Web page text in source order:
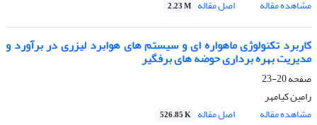
مشاهده مقاله
اصل مقاله 2.23 M
کاربرد تکنولوژی ماهواره ای و سیستم های هوابرد لیزری در برآورد و
مدیریت بهره برداری حوضه های برفگیر
صفحه20-23
رامین کیامهر
مشاهده مقاله
اصل مقاله 526.85 K